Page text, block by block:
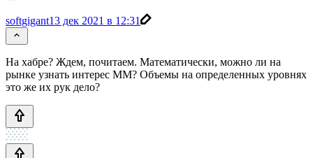
softgigant13 дек 2021 в 12:31
На хабре? Ждем, почитаем. Математически, можно ли на
рынке узнать интерес ММ? Объемы на определенных уровнях
это же их рук дело?